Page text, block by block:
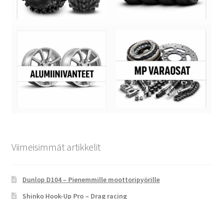
Viimeisimmät artikkelit
Dunlop D104 – Pienemmille moottoripyörille
Shinko Hook-Up Pro – Drag racing